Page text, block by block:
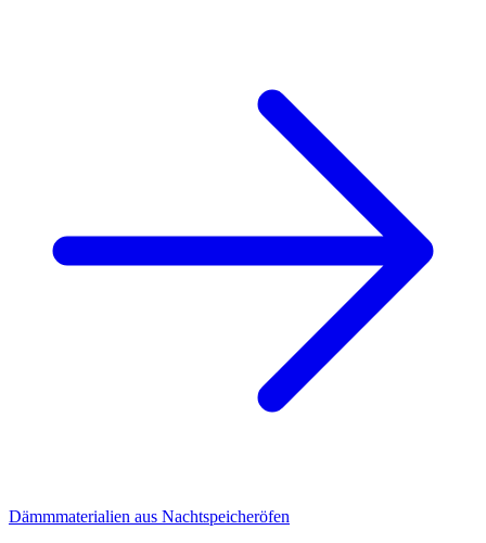
Dämmmaterialien aus Nachtspeicheröfen